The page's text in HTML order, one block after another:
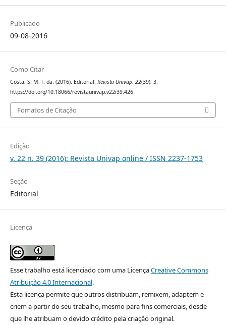
Publicado
09-08-2016
Como Citar
Costa, S. M. F. da. (2016). Editorial. Revista Univap, 22(39), 3.
https://doi.org/10.18066/revistaunivap.v22i39.426
Fomatos de Citação
Edição
v. 22 n. 39 (2016): Revista Univap online / ISSN 2237-1753
Seção
Editorial
Licença
Esse trabalho está licenciado com uma LicençaCreative Commons
Atribuição 4.0 Internacional.
Esta licença permite que outros distribuam, remixem, adaptem e
criem a partir do seu trabalho, mesmo para fins comerciais, desde
que lhe atribuam o devido crédito pela criação original.